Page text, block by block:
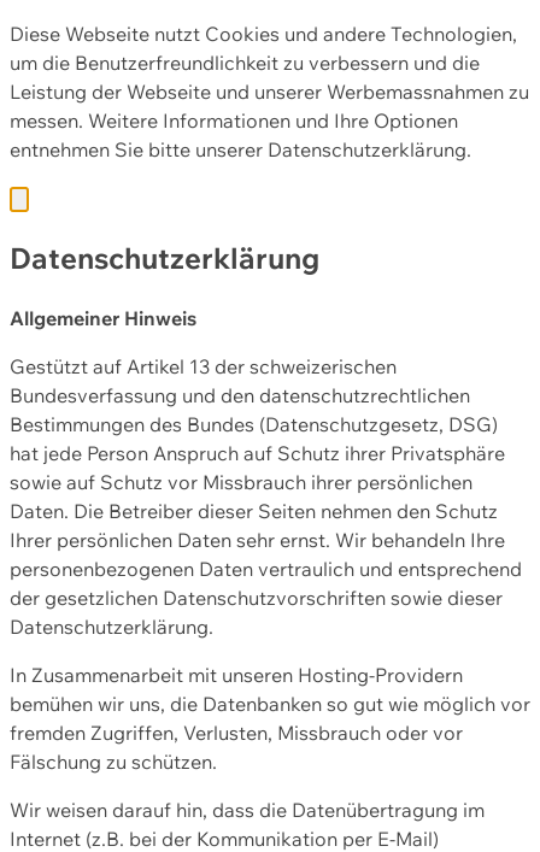
Diese Webseite nutzt Cookies und andere Technologien,
um die Benutzerfreundlichkeit zu verbessern und die
Leistung der Webseite und unserer Werbemassnahmen zu
messen. Weitere Informationen und Ihre Optionen
entnehmen Sie bitte unserer Datenschutzerklärung.
Datenschutzerklärung
Allgemeiner Hinweis
Gestützt auf Artikel 13 der schweizerischen
Bundesverfassung und den datenschutzrechtlichen
Bestimmungen des Bundes (Datenschutzgesetz, DSG)
hat jede Person Anspruch auf Schutz ihrer Privatsphäre
sowie auf Schutz vor Missbrauch ihrer persönlichen
Daten. Die Betreiber dieser Seiten nehmen den Schutz
Ihrer persönlichen Daten sehr ernst. Wir behandeln Ihre
personenbezogenen Daten vertraulich und entsprechend
der gesetzlichen Datenschutzvorschriften sowie dieser
Datenschutzerklärung.
In Zusammenarbeit mit unseren Hosting-Providern
bemühen wir uns, die Datenbanken so gut wie möglich vor
fremden Zugriffen, Verlusten, Missbrauch oder vor
Fälschung zu schützen.
Wir weisen darauf hin, dass die Datenübertragung im
Internet (z.B. bei der Kommunikation per E-Mail)